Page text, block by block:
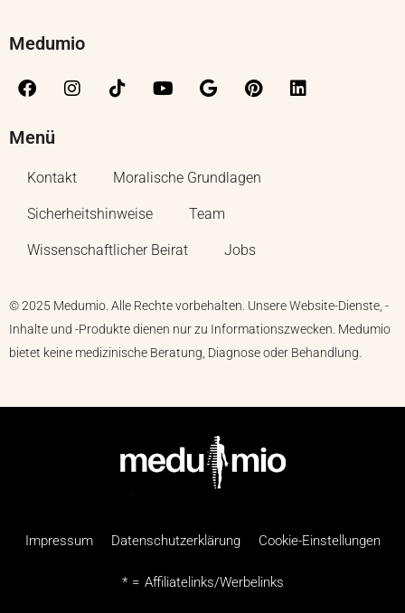
Medumio
Menü
Kontakt Moralische Grundlagen
Sicherheitshinweise Team
Wissenschaftlicher Beirat Jobs
© 2025 Medumio. Alle Rechte vorbehalten. Unsere Website-Dienste, -
Inhalte und -Produkte dienen nur zu Informationszwecken. Medumio
bietet keine medizinische Beratung, Diagnose oder Behandlung.
Impressum Datenschutzerklärung Cookie-Einstellungen
* = Affiliatelinks/Werbelinks